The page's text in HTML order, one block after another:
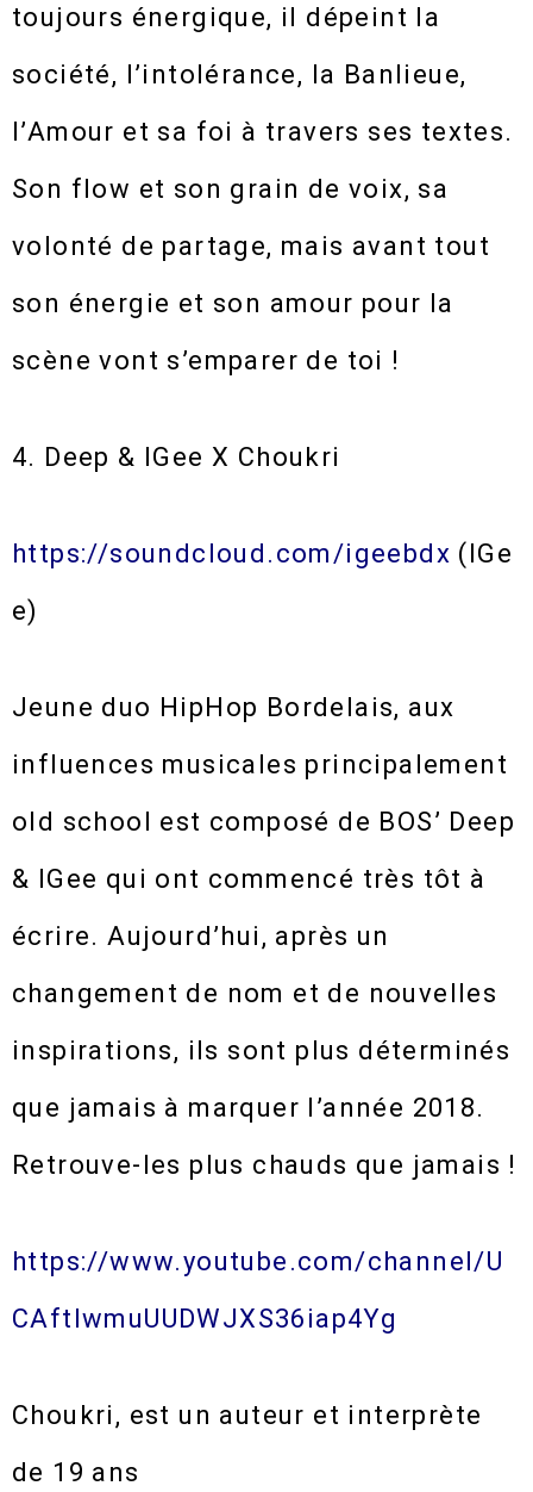
toujours énergique, il dépeint la
société, l’intolérance, la Banlieue,
l’Amour et sa foi à travers ses textes.
Son flow et son grain de voix, sa
volonté de partage, mais avant tout
son énergie et son amour pour la
scène vont s’emparer de toi !
4. Deep & IGee X Choukri
https://soundcloud.com/igeebdx (IGe
e)
Jeune duo HipHop Bordelais, aux
influences musicales principalement
old school est composé de BOS’ Deep
& IGee qui ont commencé très tôt à
écrire. Aujourd’hui, après un
changement de nom et de nouvelles
inspirations, ils sont plus déterminés
que jamais à marquer l’année 2018.
Retrouve-les plus chauds que jamais !
https://www.youtube.com/channel/U
CAftIwmuUUDWJXS36iap4Yg
Choukri, est un auteur et interprète
de 19 ans